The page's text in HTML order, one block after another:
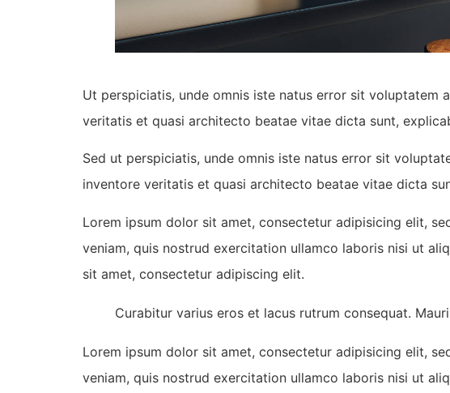
Ut perspiciatis, unde omnis iste natus error sit voluptatem
veritatis et quasi architecto beatae vitae dicta sunt,
Sed ut perspiciatis, unde omnis iste natus error sit
inventore veritatis et quasi architecto beatae vitae dicta
Lorem ipsum dolor sit amet, consectetur adipisicing elit,
veniam, quis nostrud exercitation ullamco laboris nisi ut
sit amet, consectetur adipiscing elit.
Curabitur varius eros et lacus rutrum consequat.
Lorem ipsum dolor sit amet, consectetur adipisicing elit,
veniam, quis nostrud exercitation ullamco laboris nisi ut